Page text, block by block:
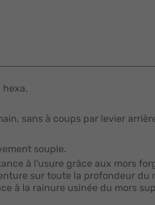
hexa.
sans à coups par levier
souple.
à l'usure grâce aux mors
sur toute la profondeur du
à la rainure usinée du mors